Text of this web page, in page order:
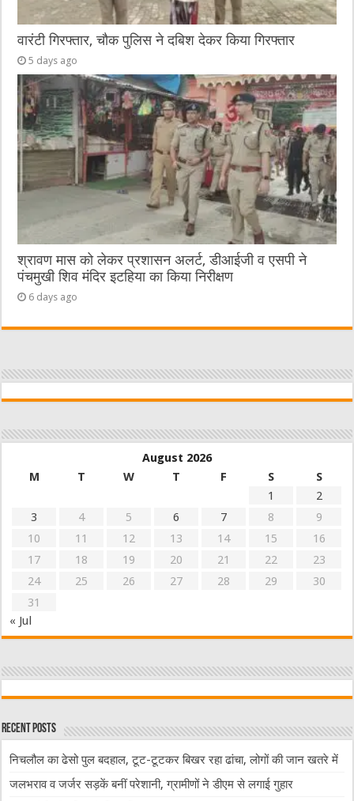
वारंटी गिरफ्तार, चौक पुलिस ने दबिश देकर किया गिरफ्तार
5 days ago
श्रावण मास को लेकर प्रशासन अलर्ट, डीआईजी व एसपी ने
पंचमुखी शिव मंदिर इटहिया का किया निरीक्षण
6 days ago
August 2026
M
T W T F S
S
1
2
3
4 5 6 7 8
9
10
11 12 13 14 15
16
17
18 19 20 21 22
23
24
25 26 27 28 29
30
31
« Jul
Recent Posts
निचलौल का ढेसो पुल बदहाल, टूट-टूटकर बिखर रहा ढांचा, लोगों की जान खतरे में
जलभराव व जर्जर सड़कें बनीं परेशानी, ग्रामीणों ने डीएम से लगाई गुहार